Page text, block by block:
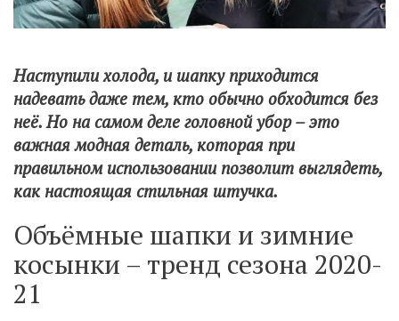
Наступили холода, и шапку приходится
надевать даже тем, кто обычно обходится без
неё. Но на самом деле головной убор – это
важная модная деталь, которая при
правильном использовании позволит выглядеть,
как настоящая стильная штучка.
Объёмные шапки и зимние
косынки – тренд сезона 2020-
21